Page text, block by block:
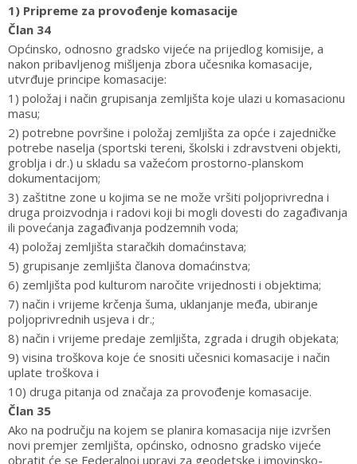
1) Pripreme za provođenje komasacije
Član 34
Općinsko, odnosno gradsko vijeće na prijedlog komisije, a
nakon pribavljenog mišljenja zbora učesnika komasacije,
utvrđuje principe komasacije:
1) položaj i način grupisanja zemljišta koje ulazi u komasacionu
masu;
2) potrebne površine i položaj zemljišta za opće i zajedničke
potrebe naselja (sportski tereni, školski i zdravstveni objekti,
groblja i dr.) u skladu sa važećom prostorno-planskom
dokumentacijom;
3) zaštitne zone u kojima se ne može vršiti poljoprivredna i
druga proizvodnja i radovi koji bi mogli dovesti do zagađivanja
ili povećanja zagađivanja podzemnih voda;
4) položaj zemljišta staračkih domaćinstava;
5) grupisanje zemljišta članova domaćinstva;
6) zemljišta pod kulturom naročite vrijednosti i objektima;
7) način i vrijeme krčenja šuma, uklanjanje međa, ubiranje
poljoprivrednih usjeva i dr.;
8) način i vrijeme predaje zemljišta, zgrada i drugih objekata;
9) visina troškova koje će snositi učesnici komasacije i način
uplate troškova i
10) druga pitanja od značaja za provođenje komasacije.
Član 35
Ako na području na kojem se planira komasacija nije izvršen
novi premjer zemljišta, općinsko, odnosno gradsko vijeće
obratit će se Federalnoj upravi za geodetske i imovinsko-